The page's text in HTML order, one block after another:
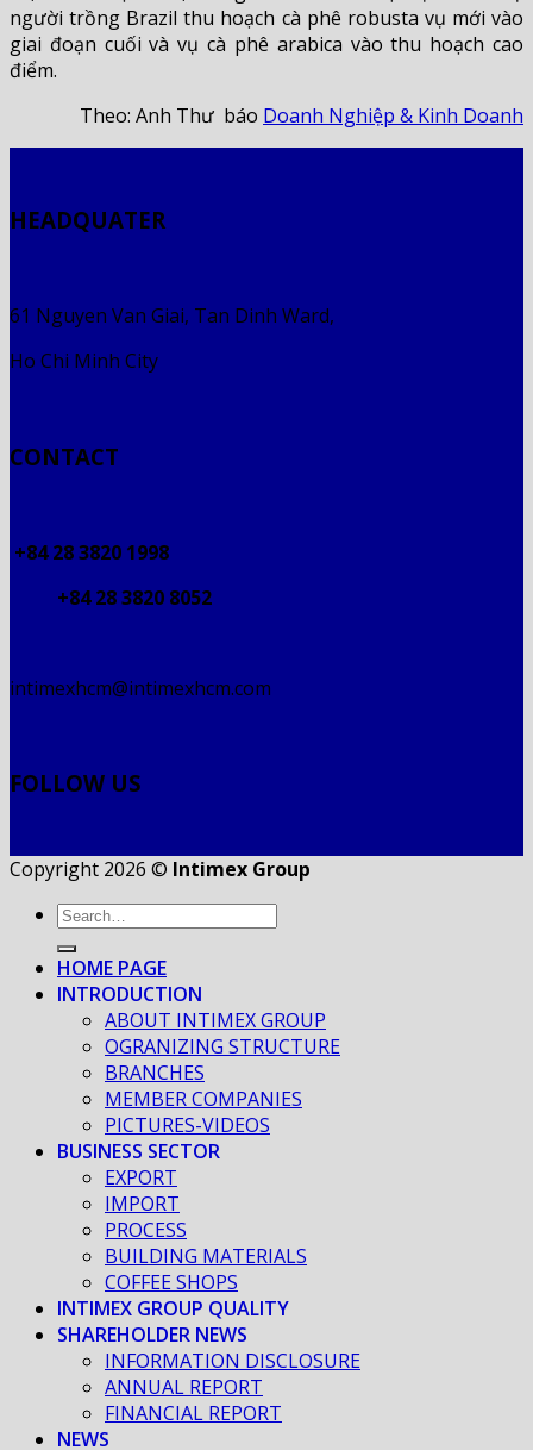
người trồng Brazil thu hoạch cà phê robusta vụ mới vào
giai đoạn cuối và vụ cà phê arabica vào thu hoạch cao
điểm.
Theo: Anh Thư báo Doanh Nghiệp & Kinh Doanh
HEADQUATER
61 Nguyen Van Giai, Tan Dinh Ward,
Ho Chi Minh City
CONTACT
+84 28 3820 1998
+84 28 3820 8052
intimexhcm@intimexhcm.com
FOLLOW US
Copyright 2026 © Intimex Group
HOME PAGE
INTRODUCTION
ABOUT INTIMEX GROUP
OGRANIZING STRUCTURE
BRANCHES
MEMBER COMPANIES
PICTURES-VIDEOS
BUSINESS SECTOR
EXPORT
IMPORT
PROCESS
BUILDING MATERIALS
COFFEE SHOPS
INTIMEX GROUP QUALITY
SHAREHOLDER NEWS
INFORMATION DISCLOSURE
ANNUAL REPORT
FINANCIAL REPORT
NEWS